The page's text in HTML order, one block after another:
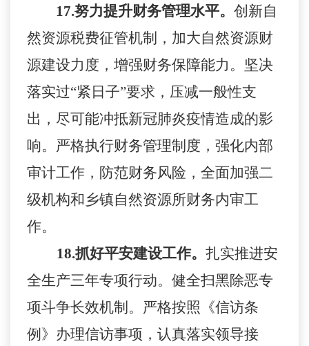
17.努力提升财务管理水平。 创新自
然资源税费征管机制，加大自然资源财
源建设力度，增强财务保障能力。坚决
落实过“紧日子”要求，压减一般性支
出，尽可能冲抵新冠肺炎疫情造成的影
响。严格执行财务管理制度，强化内部
审计工作，防范财务风险，全面加强二
级机构和乡镇自然资源所财务内审工
作。
18.抓好平安建设工作。 扎实推进安
全生产三年专项行动。健全扫黑除恶专
项斗争长效机制。严格按照《信访条
例》办理信访事项，认真落实领导接